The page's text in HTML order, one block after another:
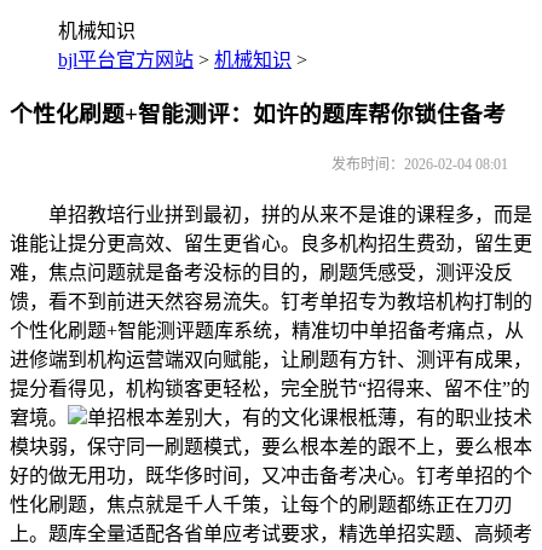
机械知识
bjl平台官方网站 > 机械知识 >
个性化刷题+智能测评：如许的题库帮你锁住备考
发布时间：2026-02-04 08:01
单招教培行业拼到最初，拼的从来不是谁的课程多，而是
谁能让提分更高效、留生更省心。良多机构招生费劲，留生更
难，焦点问题就是备考没标的目的，刷题凭感受，测评没反
馈，看不到前进天然容易流失。钉考单招专为教培机构打制的
个性化刷题+智能测评题库系统，精准切中单招备考痛点，从
进修端到机构运营端双向赋能，让刷题有方针、测评有成果，
提分看得见，机构锁客更轻松，完全脱节“招得来、留不住”的
窘境。
单招根本差别大，有的文化课根柢薄，有的职业技术
模块弱，保守同一刷题模式，要么根本差的跟不上，要么根本
好的做无用功，既华侈时间，又冲击备考决心。钉考单招的个
性化刷题，焦点就是千人千策，让每个的刷题都练正在刀刃
上。题库全量适配各省单应考试要求，精选单招实题、高频考